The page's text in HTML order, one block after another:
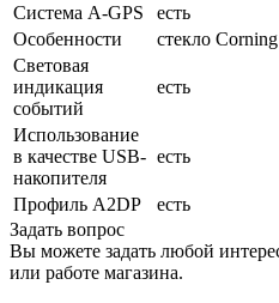
Cистема A-GPS
есть
Особенности
стекло
Световая
индикация
событий
есть
Использование
в качестве USB-
накопителя
есть
Профиль A2DP
есть
Задать вопрос
Вы можете задать любой
или работе магазина.